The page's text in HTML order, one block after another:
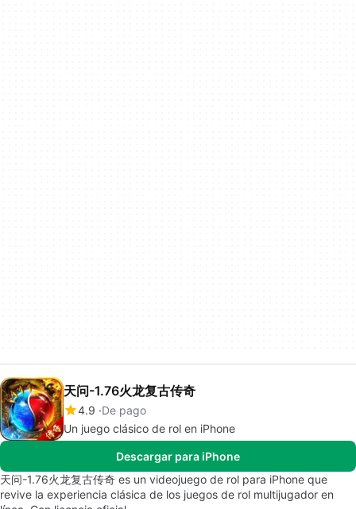
天问-1.76火龙复古传奇
4.9 De pago
Un juego clásico de rol en iPhone
Descargar para iPhone
天问-1.76火龙复古传奇 es un videojuego de rol para iPhone que
revive la experiencia clásica de los juegos de rol multijugador en